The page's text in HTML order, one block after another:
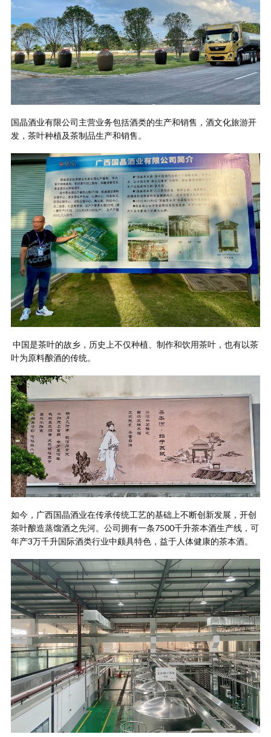
国晶酒业有限公司主营业务包括酒类的生产和销售，酒文化旅游开
发，茶叶种植及茶制品生产和销售。
中国是茶叶的故乡，历史上不仅种植、制作和饮用茶叶，也有以茶
叶为原料酿酒的传统。
如今，广西国晶酒业在传承传统工艺的基础上不断创新发展，开创
茶叶酿造蒸馏酒之先河。公司拥有一条7500千升茶本酒生产线，可
年产3万千升国际酒类行业中颇具特色，益于人体健康的茶本酒。